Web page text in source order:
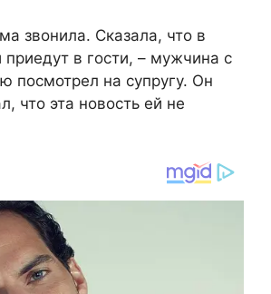
звонила. Сказала, что в
в гости, – мужчина с
посмотрел на супругу. Он
что эта новость ей не